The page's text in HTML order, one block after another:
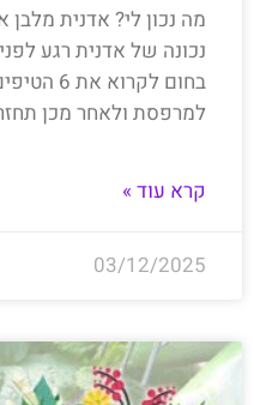
מה נכון לי? אדנית מלבן
נכונה של אדנית רגע
בחום
למרפסת ולאחר מכן
קרא עוד »
03/12/2025